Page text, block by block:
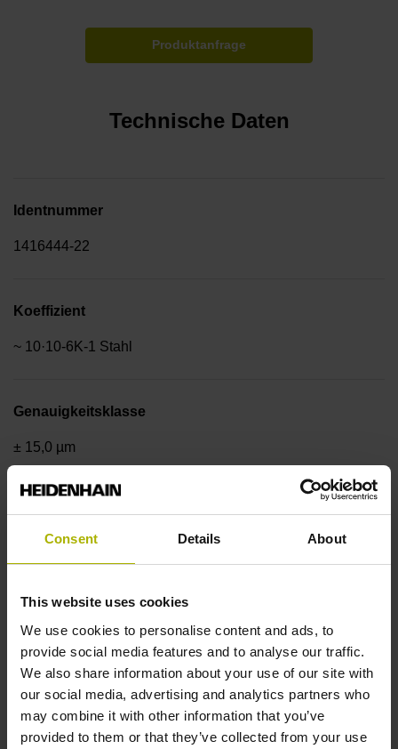
Consent Details About
This website uses cookies
We use cookies to personalise content and ads, to
provide social media features and to analyse our traffic.
We also share information about your use of our site with
our social media, advertising and analytics partners who
may combine it with other information that you’ve
provided to them or that they’ve collected from your use
Produktanfrage
Technische Daten
Identnummer
1416444-22
Koeffizient
~ 10·10-6K-1 Stahl
Genauigkeitsklasse
± 15,0 µm
Messlänge
2620 mm
Positionswert am
Messbeginn
ohne festen Codestartwert